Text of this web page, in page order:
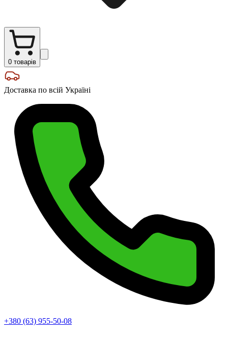
0 товарів
Доставка по всій Україні
+380 (63) 955-50-08